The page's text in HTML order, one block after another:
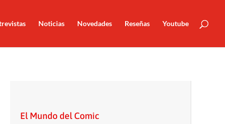
Noticias Novedades Reseñas Youtube
El Mundo del Comic